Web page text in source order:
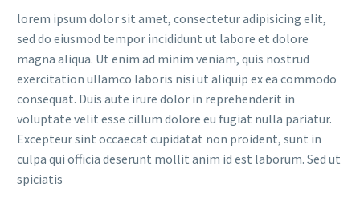
lorem ipsum dolor sit amet, consectetur adipisicing elit,
sed do eiusmod tempor incididunt ut labore et dolore
magna aliqua. Ut enim ad minim veniam, quis nostrud
exercitation ullamco laboris nisi ut aliquip ex ea commodo
consequat. Duis aute irure dolor in reprehenderit in
voluptate velit esse cillum dolore eu fugiat nulla pariatur.
Excepteur sint occaecat cupidatat non proident, sunt in
culpa qui officia deserunt mollit anim id est laborum. Sed ut
spiciatis